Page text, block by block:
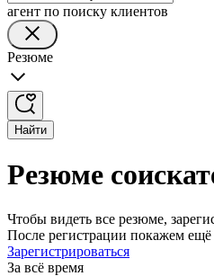
агент по поиску клиентов
Резюме
Найти
Резюме
Чтобы видеть все резюме,
После регистрации покажем
Зарегистрироваться
За всё время